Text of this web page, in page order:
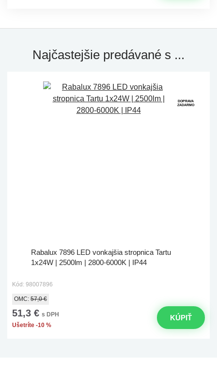
Najčastejšie predávané s ...
DOPRAVA
ZADARMO
Rabalux 7896 LED vonkajšia stropnica Tartu
1x24W | 2500lm | 2800-6000K | IP44
Kód: 98007896
OMC: 57,0 €
51,3 € s DPH
Ušetríte -10 %
KÚPIŤ